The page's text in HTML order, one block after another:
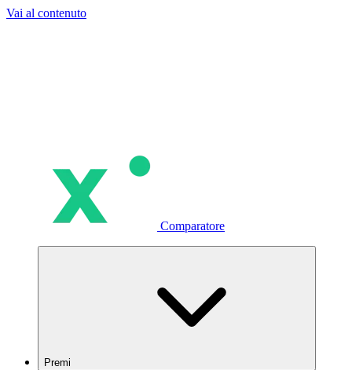
Vai al contenuto
Comparatore
Premi